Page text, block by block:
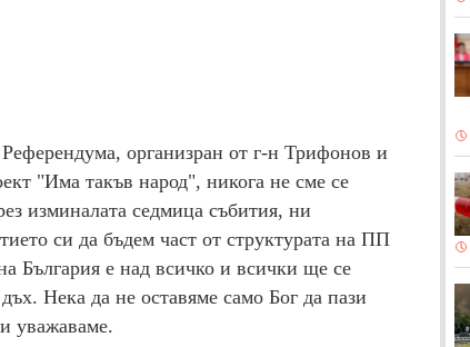
организран от г-н Трифонов и
"Има такъв народ", никога не сме се
изминалата седмица събития, ни
си да бъдем част от структурата на ПП
България е над всичко и всички ще се
Нека да не оставяме само Бог да пази
уважаваме.